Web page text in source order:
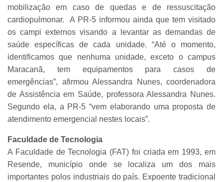
mobilização em caso de quedas e de ressuscitação
cardiopulmonar. A PR-5 informou ainda que tem visitado
os campi externos visando a levantar as demandas de
saúde específicas de cada unidade. “Até o momento,
identificamos que nenhuma unidade, exceto o campus
Maracanã, tem equipamentos para casos de
emergências”, afirmou Alessandra Nunes, coordenadora
de Assistência em Saúde, professora Alessandra Nunes.
Segundo ela, a PR-5 “vem elaborando uma proposta de
atendimento emergencial nestes locais”.
Faculdade de Tecnologia
A Faculdade de Tecnologia (FAT) foi criada em 1993, em
Resende, município onde se localiza um dos mais
importantes polos industriais do país. Expoente tradicional